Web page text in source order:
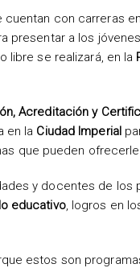
con carreras
presentar a los
libre se realizará, en la
Acreditación y
en la Ciudad Imperial
que pueden
y docentes de
educativo, logros en
estos son